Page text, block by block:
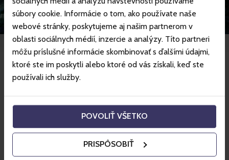
súbory cookie. Informácie o tom, ako používate naše
webové stránky, poskytujeme aj našim partnerom v
oblasti sociálnych médií, inzercie a analýzy. Títo partneri
môžu príslušné informácie skombinovať s ďalšími údajmi,
ktoré ste im poskytli alebo ktoré od vás získali, keď ste
používali ich služby.
POVOLIŤ VŠETKO
PRISPÔSOBIŤ
Vybavení
služeb, čímž přispíváme k naprosté spokojenosti a
pohodlí během celého Vašeho pobytu u nás. Abychom
dovolené jsme ochotni Vám vždy vyjít vstříc i nad
rámec našich nabízených služeb: